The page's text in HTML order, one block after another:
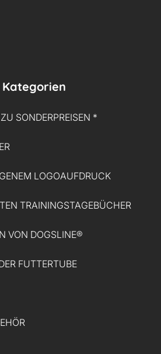
Kategorien
SONDERPREISEN *
LOGOAUFDRUCK
TRAININGSTAGEBÜCHER
VON DOGSLINE®
FUTTERTUBE